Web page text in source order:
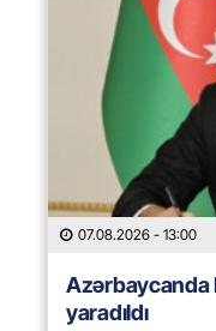
07.08.2026 - 13:00
Azərbaycanda
yaradıldı